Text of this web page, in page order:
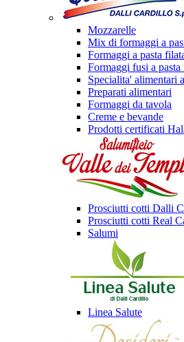
Mozzarelle
Mix di formaggi a
Formaggi a pasta
Formaggi fusi a pasta
Specialita' alimentari
Preparati alimentari
Formaggi da tavola
Creme e bevande
Prodotti certificati
Prosciutti cotti Dalli
Prosciutti cotti Real
Salumi
Linea Salute